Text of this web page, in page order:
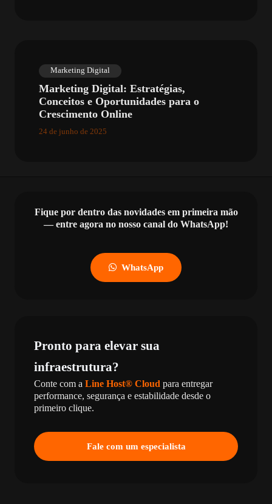
Marketing Digital
Marketing Digital: Estratégias,
Conceitos e Oportunidades para o
Crescimento Online
24 de junho de 2025
Fique por dentro das novidades em primeira mão
— entre agora no nosso canal do WhatsApp!
WhatsApp
Pronto para elevar sua
infraestrutura?
Conte com a Line Host® Cloud para entregar
performance, segurança e estabilidade desde o
primeiro clique.
Fale com um especialista